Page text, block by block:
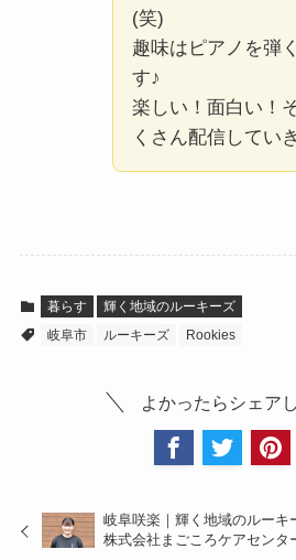
(笑)
趣味はピアノを弾
す♪
楽しい！面白い！
くさん配信してい
暮らす
輝く地域のルーキーズ
岐阜市
ルーキーズ Rookies
よかったらシェア
岐阜咲楽｜輝く地域のルーキ
株式会社まごころケアセンタ